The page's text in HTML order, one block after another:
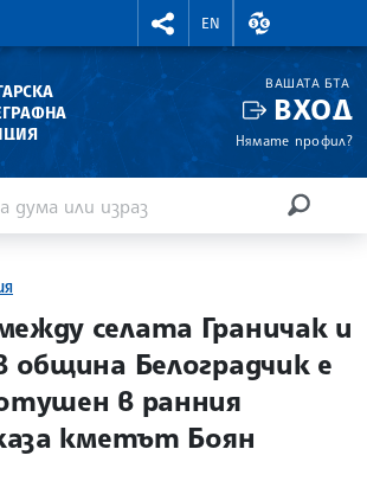
RIGHTMENU.SOCIAL
EN
ВАЛУТНИ
ВАШАТА БТА
ВХОД
Нямате профил?
селата Граничак и
община Белоградчик е
в ранния
кметът Боян